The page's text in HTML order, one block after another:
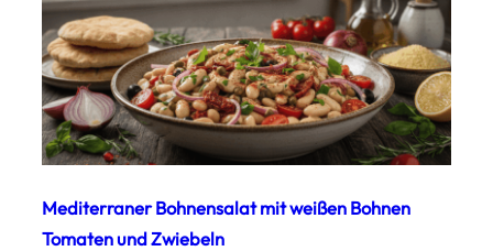
Mediterraner Bohnensalat mit weißen Bohnen
Tomaten und Zwiebeln